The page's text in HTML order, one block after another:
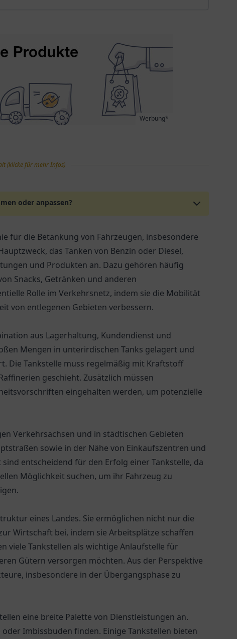
Werbung*
(klicke für mehr Infos)
oder anpassen?
für die Betankung von Fahrzeugen, insbesondere
das Tanken von Benzin oder Diesel,
und Produkten an. Dazu gehören häufig
Snacks, Getränken und anderen
Rolle im Verkehrsnetz, indem sie die Mobilität
von entlegenen Gebieten verbessern.
aus Lagerhaltung, Kundendienst und
Mengen in unterirdischen Tanks gelagert und
Die Tankstelle muss regelmäßig mit Kraftstoff
geschieht. Zusätzlich müssen
eingehalten werden, um potenzielle
Verkehrsachsen und in städtischen Gebieten
sowie in der Nähe von Einkaufszentren und
entscheidend für den Erfolg einer Tankstelle, da
Möglichkeit suchen, um ihr Fahrzeug zu
eines Landes. Sie ermöglichen nicht nur die
Wirtschaft bei, indem sie Arbeitsplätze schaffen
viele Tankstellen als wichtige Anlaufstelle für
Gütern versorgen möchten. Aus der Perspektive
insbesondere in der Übergangsphase zu
eine breite Palette von Dienstleistungen an.
Imbissbuden finden. Einige Tankstellen bieten